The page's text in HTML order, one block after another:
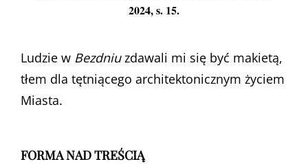
2024, s. 15.
Ludzie w Bezdniuzdawali mi się być makietą,
tłem dla tętniącego architektonicznym życiem
Miasta.
FORMA NAD TREŚCIĄ